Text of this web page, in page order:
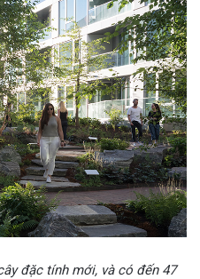
đặc tính mới, và có đến 47